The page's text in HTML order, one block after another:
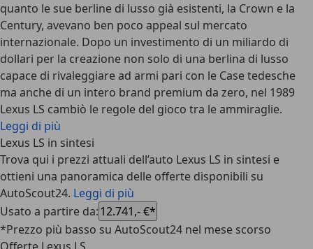
quanto le sue berline di lusso già esistenti, la Crown e la
Century, avevano ben poco appeal sul mercato
internazionale. Dopo un investimento di un miliardo di
dollari per la creazione non solo di una berlina di lusso
capace di rivaleggiare ad armi pari con le Case tedesche
ma anche di un intero brand premium da zero, nel 1989
Lexus LS cambiò le regole del gioco tra le ammiraglie.
Leggi di più
Lexus LS in sintesi
Trova qui i prezzi attuali dell’auto Lexus LS in sintesi e
ottieni una panoramica delle offerte disponibili su
AutoScout24. Leggi di più
Usato a partire da:12.741,- €*
*Prezzo più basso su AutoScout24 nel mese scorso